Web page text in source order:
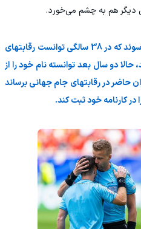
دیگر هم به چشم می‌خورد.
مهبد بیگی، داور ایرانی الاصل متولد سوئد که در 38 سالگی توانست رقابتهای
دو سال بعد توانسته نام خود را از
حاضر در رقابتهای جام جهانی برساند